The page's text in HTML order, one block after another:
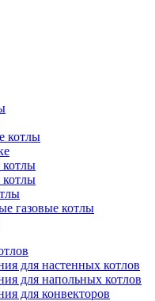
котлы
котлы
котлы
газовые котлы
для настенных котлов
для напольных котлов
для конвекторов